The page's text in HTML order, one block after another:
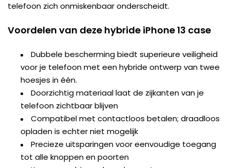
telefoon zich onmiskenbaar onderscheidt.
Voordelen van deze hybride iPhone 13 case
Dubbele bescherming biedt superieure veiligheid
voor je telefoon met een hybride ontwerp van twee
hoesjes in één.
Doorzichtig materiaal laat de zijkanten van je
telefoon zichtbaar blijven
Compatibel met contactloos betalen; draadloos
opladen is echter niet mogelijk
Precieze uitsparingen voor eenvoudige toegang
tot alle knoppen en poorten